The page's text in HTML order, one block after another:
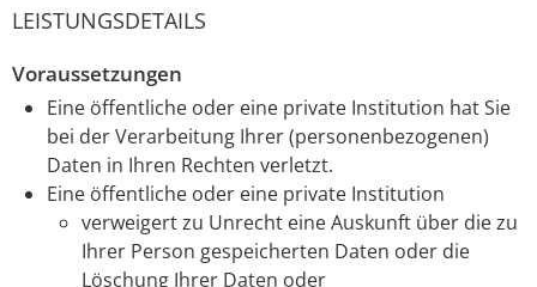
LEISTUNGSDETAILS
Voraussetzungen
Eine öffentliche oder eine private Institution hat Sie
bei der Verarbeitung Ihrer (personenbezogenen)
Daten in Ihren Rechten verletzt.
Eine öffentliche oder eine private Institution
verweigert zu Unrecht eine Auskunft über die zu
Ihrer Person gespeicherten Daten oder die
Löschung Ihrer Daten oder